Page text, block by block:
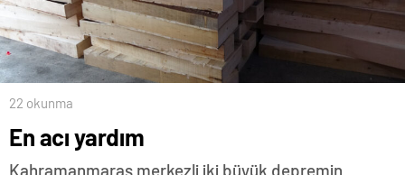
22 okunma
En acı yardım
Kahramanmaraş merkezli iki büyük depremin